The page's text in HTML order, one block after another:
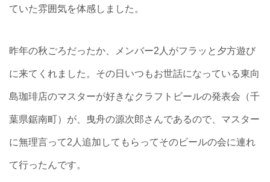
ていた雰囲気を体感しました。
昨年の秋ごろだったか、メンバー2人がフラッと夕方遊び
に来てくれました。その日いつもお世話になっている東向
島珈琲店のマスターが好きなクラフトビールの発表会（千
葉県鋸南町）が、曳舟の源次郎さんであるので、マスター
に無理言って2人追加してもらってそのビールの会に連れ
て行ったんです。